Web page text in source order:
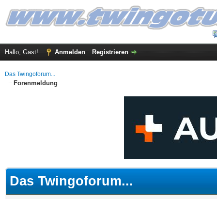
Hallo, Gast! Anmelden Registrieren
Das Twingoforum...
Forenmeldung
Das Twingoforum...